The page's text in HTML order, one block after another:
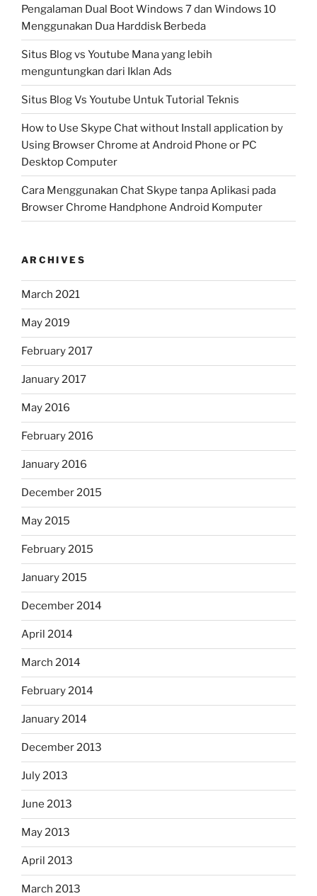
Pengalaman Dual Boot Windows 7 dan Windows 10
Menggunakan Dua Harddisk Berbeda
Situs Blog vs Youtube Mana yang lebih
menguntungkan dari Iklan Ads
Situs Blog Vs Youtube Untuk Tutorial Teknis
How to Use Skype Chat without Install application by
Using Browser Chrome at Android Phone or PC
Desktop Computer
Cara Menggunakan Chat Skype tanpa Aplikasi pada
Browser Chrome Handphone Android Komputer
ARCHIVES
March 2021
May 2019
February 2017
January 2017
May 2016
February 2016
January 2016
December 2015
May 2015
February 2015
January 2015
December 2014
April 2014
March 2014
February 2014
January 2014
December 2013
July 2013
June 2013
May 2013
April 2013
March 2013